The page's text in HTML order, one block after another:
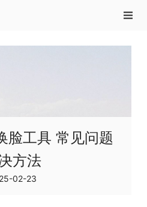
工具 常见问题
方法
02-23